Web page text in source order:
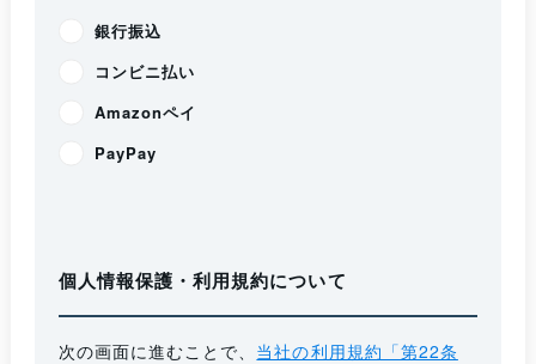
銀行振込
コンビニ払い
Amazonペイ
PayPay
個人情報保護・利用規約について
次の画面に進むことで、 当社の利用規約「第22条